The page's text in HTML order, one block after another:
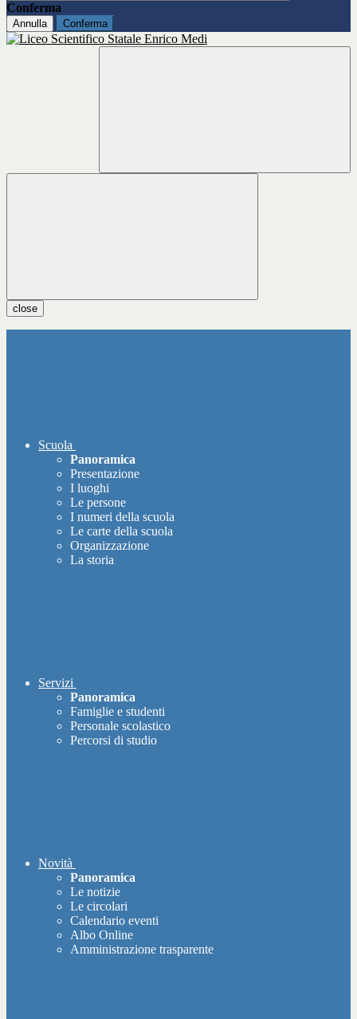
Conferma
Annulla Conferma
close
Scuola
Panoramica
Presentazione
I luoghi
Le persone
I numeri della scuola
Le carte della scuola
Organizzazione
La storia
Servizi
Panoramica
Famiglie e studenti
Personale scolastico
Percorsi di studio
Novità
Panoramica
Le notizie
Le circolari
Calendario eventi
Albo Online
Amministrazione trasparente